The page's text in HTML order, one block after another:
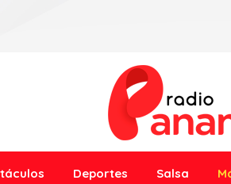
Deportes Salsa